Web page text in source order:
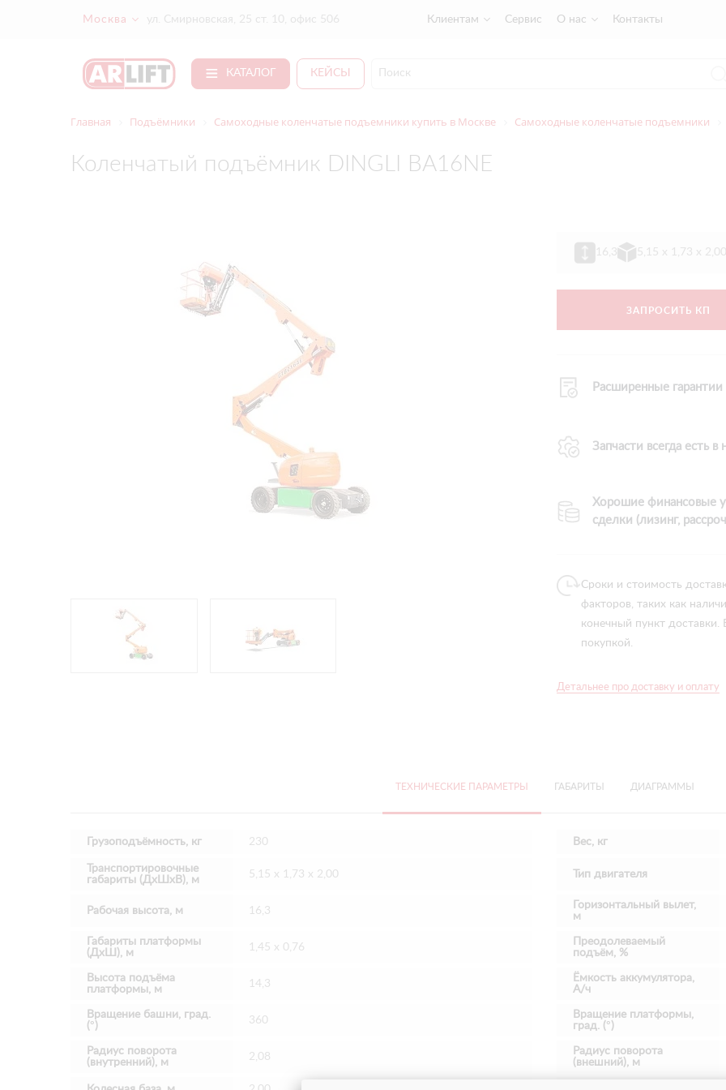
Москва ул. Смирновская, 25 ст. 10, офис 506 Клиентам Сервис О нас Контакты
КАТАЛОГ КЕЙСЫ
Главная Подъёмники Самоходные коленчатые подъемники купить в Москве Самоходные коленчатые подъемники
Коленчатый подъёмник DINGLI BA16NE
16,3 5,15 х 1,73 х 2,00
ЗАПРОСИТЬ КП
Расширенные гарантии
Запчасти всегда есть в
Хорошие финансовые
сделки (лизинг,
Сроки и стоимость
факторов, таких как
конечный пункт
покупкой.
Детальнее про доставку и оплату
ТЕХНИЧЕСКИЕ ПАРАМЕТРЫ ГАБАРИТЫ ДИАГРАММЫ
Грузоподъёмность, кг 230 Вес, кг
Транспортировочные
габариты (ДхШхВ), м
5,15 х 1,73 х 2,00 Тип двигателя
Рабочая высота, м 16,3
Горизонтальный вылет,
м
Габариты платформы
(ДхШ), м
1,45 х 0,76
Преодолеваемый
подъём, %
Высота подъёма
платформы, м
14,3
Ёмкость аккумулятора,
А/ч
Вращение башни, град.
(°)
360
Вращение платформы,
град. (°)
Радиус поворота
(внутренний), м
2,08
Радиус поворота
(внешний), м